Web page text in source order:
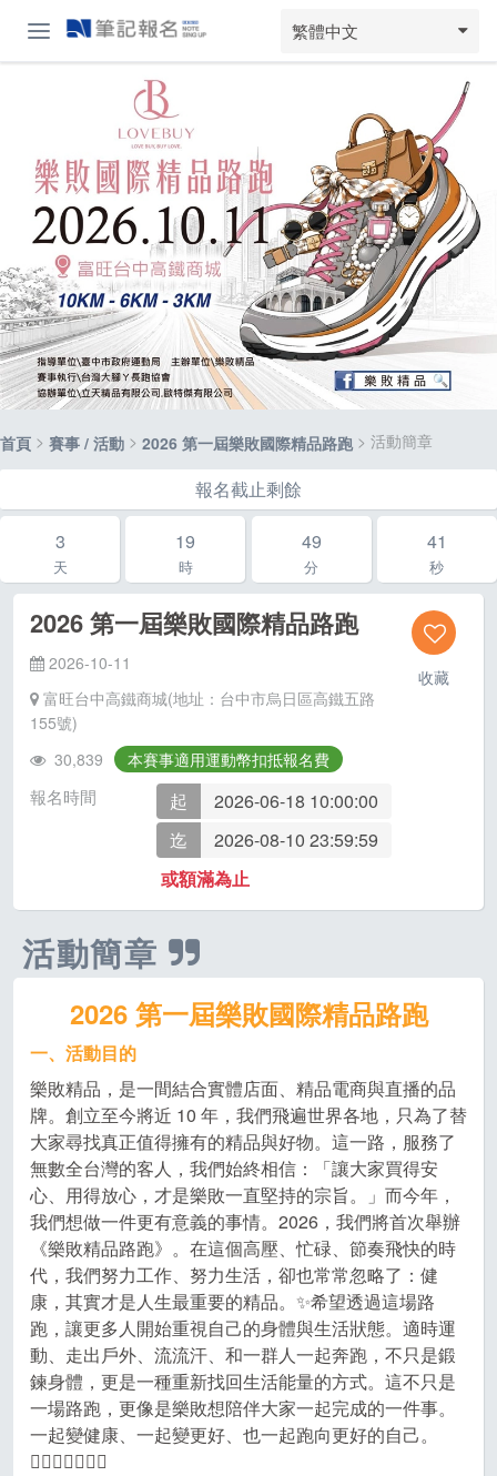
繁體中文
首頁 > 賽事 / 活動 > 2026 第一屆樂敗國際精品路跑 > 活動簡章
報名截止剩餘
3
天
19
時
49
分
40
秒
收藏
2026 第一屆樂敗國際精品路跑
2026-10-11
富旺台中高鐵商城(地址：台中市烏日區高鐵五路
155號)
30,839
本賽事適用運動幣扣抵報名費
報名時間 起
2026-06-18 10:00:00
迄
2026-08-10 23:59:59
或額滿為止
活動簡章
2026 第一屆樂敗國際精品路跑
一、活動目的
樂敗精品，是一間結合實體店面、精品電商與直播的品
牌。創立至今將近 10 年，我們飛遍世界各地，只為了替
大家尋找真正值得擁有的精品與好物。這一路，服務了
無數全台灣的客人，我們始終相信：「讓大家買得安
心、用得放心，才是樂敗一直堅持的宗旨。」而今年，
我們想做一件更有意義的事情。2026，我們將首次舉辦
《樂敗精品路跑》。在這個高壓、忙碌、節奏飛快的時
代，我們努力工作、努力生活，卻也常常忽略了：健
康，其實才是人生最重要的精品。✨希望透過這場路
跑，讓更多人開始重視自己的身體與生活狀態。適時運
動、走出戶外、流流汗、和一群人一起奔跑，不只是鍛
鍊身體，更是一種重新找回生活能量的方式。這不只是
一場路跑，更像是樂敗想陪伴大家一起完成的一件事。
一起變健康、一起變更好、也一起跑向更好的自己。
🏃🏻‍♀️🏃🏻‍♂️✨